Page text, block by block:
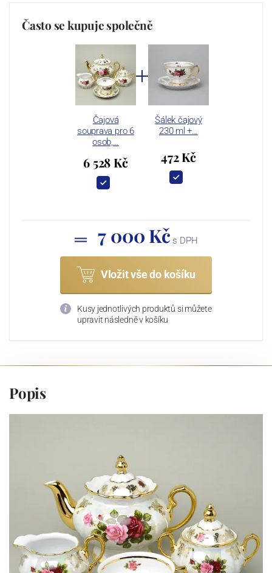
Často se kupuje společně
Čajová
souprava pro 6
osob,…
6 528 Kč
Šálek čajový
230 ml +…
472 Kč
7 000 Kč s DPH
Vložit vše do košíku
Kusy jednotlivých produktů si můžete
upravit následně v košíku
Popis